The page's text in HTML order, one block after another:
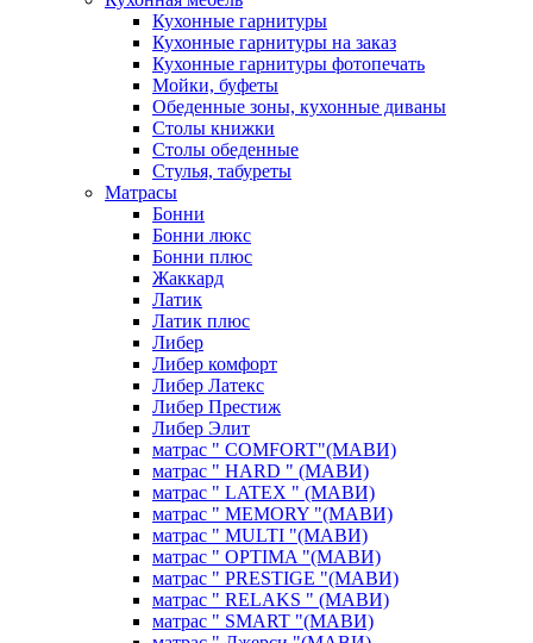
Кухонные гарнитуры
Кухонные гарнитуры на заказ
Кухонные гарнитуры фотопечать
Мойки, буфеты
Обеденные зоны, кухонные диваны
Столы книжки
Столы обеденные
Стулья, табуреты
Матрасы
Бонни
Бонни люкс
Бонни плюс
Жаккард
Латик
Латик плюс
Либер
Либер комфорт
Либер Латекс
Либер Престиж
Либер Элит
матрас " COMFORT"(МАВИ)
матрас " HARD " (МАВИ)
матрас " LATEX " (МАВИ)
матрас " MEMORY "(МАВИ)
матрас " MULTI "(МАВИ)
матрас " OPTIMA "(МАВИ)
матрас " PRESTIGE "(МАВИ)
матрас " RELAKS " (МАВИ)
матрас " SMART "(МАВИ)